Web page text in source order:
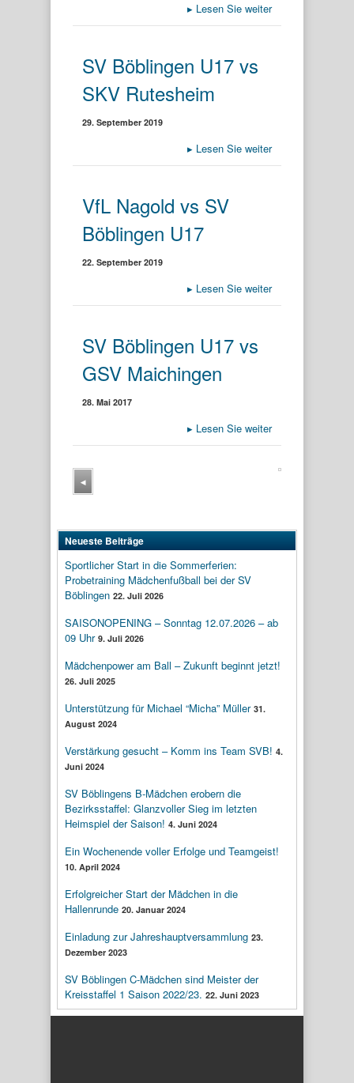
▸ Lesen Sie weiter
SV Böblingen U17 vs
SKV Rutesheim
29. September 2019
▸ Lesen Sie weiter
VfL Nagold vs SV
Böblingen U17
22. September 2019
▸ Lesen Sie weiter
SV Böblingen U17 vs
GSV Maichingen
28. Mai 2017
▸ Lesen Sie weiter
◂
Neueste Beiträge
Sportlicher Start in die Sommerferien:
Probetraining Mädchenfußball bei der SV
Böblingen 22. Juli 2026
SAISONOPENING – Sonntag 12.07.2026 – ab
09 Uhr 9. Juli 2026
Mädchenpower am Ball – Zukunft beginnt jetzt!
26. Juli 2025
Unterstützung für Michael “Micha” Müller 31.
August 2024
Verstärkung gesucht – Komm ins Team SVB! 4.
Juni 2024
SV Böblingens B-Mädchen erobern die
Bezirksstaffel: Glanzvoller Sieg im letzten
Heimspiel der Saison! 4. Juni 2024
Ein Wochenende voller Erfolge und Teamgeist!
10. April 2024
Erfolgreicher Start der Mädchen in die
Hallenrunde 20. Januar 2024
Einladung zur Jahreshauptversammlung 23.
Dezember 2023
SV Böblingen C-Mädchen sind Meister der
Kreisstaffel 1 Saison 2022/23. 22. Juni 2023